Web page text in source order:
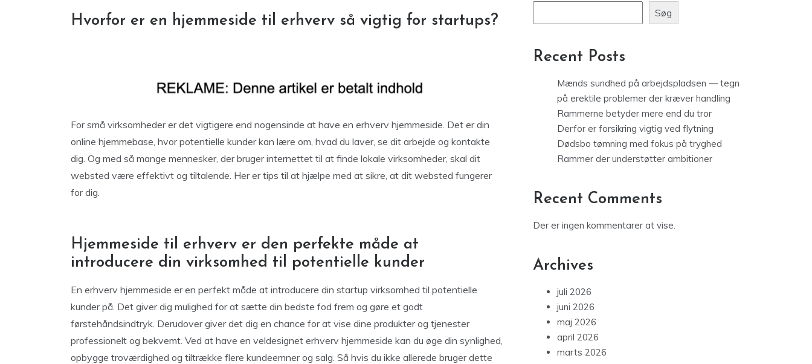
Hvorfor er en hjemmeside til erhverv så vigtig for startups?
For små virksomheder er det vigtigere end nogensinde at have en erhverv hjemmeside. Det er din
online hjemmebase, hvor potentielle kunder kan lære om, hvad du laver, se dit arbejde og kontakte
dig. Og med så mange mennesker, der bruger internettet til at finde lokale virksomheder, skal dit
websted være effektivt og tiltalende. Her er tips til at hjælpe med at sikre, at dit websted fungerer
for dig.
Hjemmeside til erhverv er den perfekte måde at
introducere din virksomhed til potentielle kunder
En erhverv hjemmeside er en perfekt måde at introducere din startup virksomhed til potentielle
kunder på. Det giver dig mulighed for at sætte din bedste fod frem og gøre et godt
førstehåndsindtryk. Derudover giver det dig en chance for at vise dine produkter og tjenester
professionelt og bekvemt. Ved at have en veldesignet erhverv hjemmeside kan du øge din synlighed,
opbygge troværdighed og tiltrække flere kundeemner og salg. Så hvis du ikke allerede bruger dette
Søg
Recent Posts
Mænds sundhed på arbejdspladsen — tegn
på erektile problemer der kræver handling
Rammerne betyder mere end du tror
Derfor er forsikring vigtig ved flytning
Dødsbo tømning med fokus på tryghed
Rammer der understøtter ambitioner
Recent Comments
Der er ingen kommentarer at vise.
Archives
juli 2026
juni 2026
maj 2026
april 2026
marts 2026